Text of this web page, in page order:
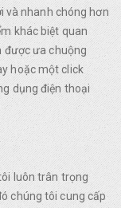
và nhanh chóng hơn
khác biệt quan
được ưa chuộng
hoặc một click
dụng điện thoại
luôn trân trọng
chúng tôi cung cấp